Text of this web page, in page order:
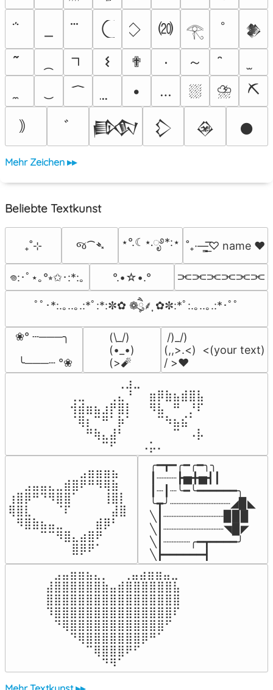
⒇ 𓂀 ﾟ
𒆎
𐌔
✟ ٠
～
•
… ⛆ ⛈ ⛏
｠ ﾞ 𒁃 𒁷 𒊲 𒊹
Mehr Zeichen ▸▸
Beliebte Textkunst
₊˚⊹ જ⁀➴ ⋆°.☾⋆.ೃ࿔*:⋆ ˚₊·—̳͟͞͞♡ name ♥️
𖦹:･ﾟ⋆｡°⭒✩･:*:｡ °.•☆•.° ⫘⫘⫘⫘⫘⫘
ﾟﾟ･*:.｡..｡.:*ﾟ:*:✼✿ ❁ཻུ۪۪⸙͎ ✿✼:*ﾟ:.｡..｡.:*･ﾟﾟ
❀° ┄───╮
╰───┄ °❀
(\_/)
(•_•)
(>🧨
/)_/)
(,,>.<)  <(your text)
/ >❤️
⠀⠀⠀⠀⠀⠀⢀⣰⣀⠀⠀⠀⠀⠀⠀⠀⠀
⢀⣀⠀⠀⠀⢀⣄⠘⠀⠀⣶⡿⣷⣦⣾⣿⣧
⢺⣾⣶⣦⣰⡟⣿⡇⠀⠀⠻⣧⠀⠛⠀⡘⠏
⠈⢿⡆⠉⠛⠁⡷⠁⠀⠀⠀⠉⠳⣦⣮⠁⠀
⠀⠀⠛⢷⣄⣼⠃⠀⠀⠀⠀⠀⠀⠉⠀⠠⡧
⠀⠀⠀⠀⠉⠋⠀⠀⠀⠠⡥⠄⠀⠀⠀⠀⠀
⠀⠀⠀⠀⠀⠀⠀⠀⠀⣠⣶⣶⣶⣦⠀⠀
⠀⠀⣠⣤⣤⣄⣀⣾⣿⠟⠛⠻⢿⣷⠀
⢰⣿⡿⠛⠙⠻⣿⣿⠁⠀⠀⠀⢸⣿⡇
⢿⣿⣇⠀⠀⠀⠈⠏⠀⠀⠀⠀⠀⣼⣿⠀
⠀⠻⣿⣷⣦⣤⣀⠀⠀⠀⠀⣾⡿⠃⠀
⠀⠀⠀⠀⠉⠉⠻⣿⣄⣴⣿⠟⠀⠀⠀
⠀⠀⠀⠀⠀⠀⠀⠀⣿⡿⠟⠁⠀⠀⠀⠀
╭━┳━╭━╭━╮╮
┃┈┈┈┣▅╋▅┫┃
┃┈┃┈╰━╰━━━━━━╮
╰┳╯┈┈┈┈┈┈┈┈┈◢▉◣
╲┃┈┈┈┈┈┈┈┈┈▉▉▉
╲┃┈┈┈┈┈┈┈┈┈◥▉◤
╲┃┈┈┈┈╭━┳━━━━╯
╲┣━━━━━━┫﻿
⠀⣠⣤⣶⣶⣦⣄⡀  ⠀⢀⣤⣴⣶⣶⣤⣀⠀
⣼⣿⣿⣿⣿⣿⣿⣷⣤⣾⣿⣿⣿⣿⣿⣿⣧
⣿⣿⣿⣿⣿⣿⣿⣿⣿⣿⣿⣿⣿⣿⣿⣿⣿
⠹⣿⣿⣿⣿⣿⣿⣿⣿⣿⣿⣿⣿⣿⣿⣿⠏
⠀⠙⢿⣿⣿⣿⣿⣿⣿⣿⣿⣿⣿⣿⣿⠋⠀
⠀⠀⠀⠙⢿⣿⣿⣿⣿⣿⣿⣿⡿⠛⠁⠀⠀
⠀⠀⠀⠀⠀⠉⢿⣿⣿⣿⠟⠋⠀⠀⠀⠀⠀
⠀⠀⠀⠀⠀⠀⠀⠙⠻⠁⠀⠀⠀⠀⠀⠀⠀⠀⠀⠀⠀⠀⠀